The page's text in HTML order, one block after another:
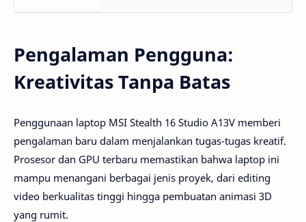
Pengalaman Pengguna:
Kreativitas Tanpa Batas
Penggunaan laptop MSI Stealth 16 Studio A13V memberi
pengalaman baru dalam menjalankan tugas-tugas kreatif.
Prosesor dan GPU terbaru memastikan bahwa laptop ini
mampu menangani berbagai jenis proyek, dari editing
video berkualitas tinggi hingga pembuatan animasi 3D
yang rumit.